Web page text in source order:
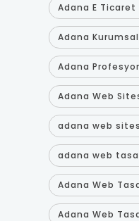
Adana E Ticaret
Adana
Adana
Adana Web
adana web
adana web
Adana Web
Adana Web